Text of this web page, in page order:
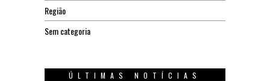
Região
Sem categoria
ÚLTIMAS NOTÍCIAS